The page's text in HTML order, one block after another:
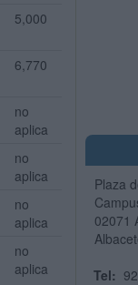
5,000
6,770
no
aplica
no
aplica
no
aplica
no
aplica
Plaza
02071
Tel: